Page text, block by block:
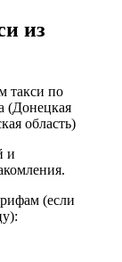
из
такси по
(Донецкая
область)
и
(если